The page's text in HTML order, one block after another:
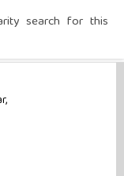
search for this